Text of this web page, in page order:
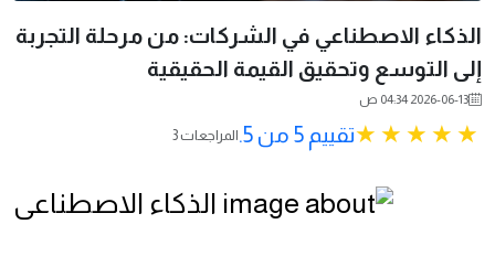
الذكاء الاصطناعي في الشركات: من مرحلة التجربة
إلى التوسع وتحقيق القيمة الحقيقية
2026-06-13 04:34 ص
تقييم 5 من 5. 3 المراجعات